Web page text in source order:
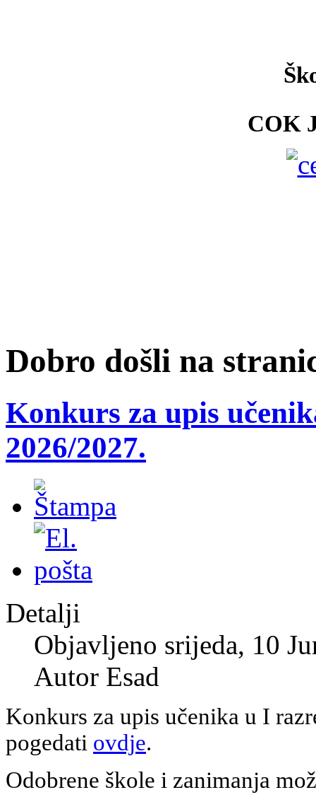
COK
Dobro došli na
Konkurs za upis
2026/2027.
Detalji
Objavljeno srijeda, 10
Autor Esad
Konkurs za upis učenika u I
pogedati ovdje.
Odobrene škole i zanimanja